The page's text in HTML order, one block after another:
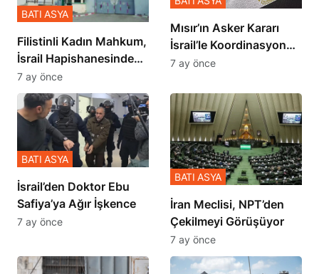
Filistinli Kadın Mahkum,
İsrail Hapishanesindeki
Zulmü Anlattı
BATI ASYA
7 ay önce
Mısır’ın Asker Kararı
İsrail’le Koordinasyon
İçinde Gerçekleşmiş
7 ay önce
İsrail’den Doktor Ebu
Safiya’ya Ağır İşkence
BATI ASYA
7 ay önce
İran Meclisi, NPT’den
Çekilmeyi Görüşüyor
BATI ASYA
7 ay önce